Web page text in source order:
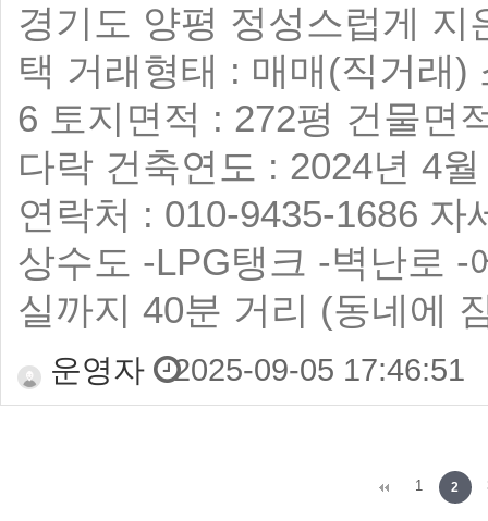
경기도 양평 정성스럽게
택 거래형태 : 매매(직거래
6 토지면적 : 272평 건물면
다락 건축연도 : 2024년 4
연락처 : 010-9435-1686
상수도 -LPG탱크 -벽난로
실까지 40분 거리 (동네에
운영자 2025-09-05 17:46:51
1 2